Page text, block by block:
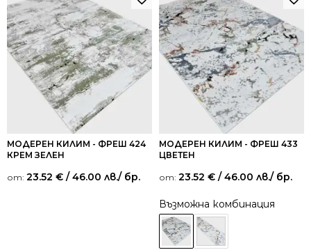
МОДЕРЕН КИЛИМ - ФРЕШ 424
КРЕМ ЗЕЛЕН
от: 23.52 € / 46.00 лв./ бр.
МОДЕРЕН КИЛИМ - ФРЕШ 433
ЦВЕТЕН
от: 23.52 € / 46.00 лв./ бр.
Възможна комбинация